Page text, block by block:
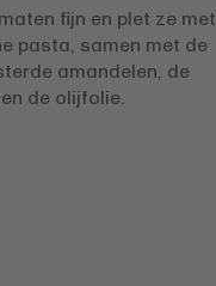
fijn en plet ze met
pasta, samen met de
amandelen, de
de olijfolie.